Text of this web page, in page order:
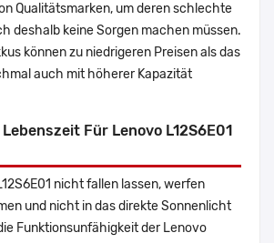
Qualitätsmarken, um deren schlechte
deshalb keine Sorgen machen müssen.
können zu niedrigeren Preisen als das
auch mit höherer Kapazität
Für Lenovo L12S6E01
nicht fallen lassen, werfen
und nicht in das direkte Sonnenlicht
Funktionsunfähigkeit der Lenovo